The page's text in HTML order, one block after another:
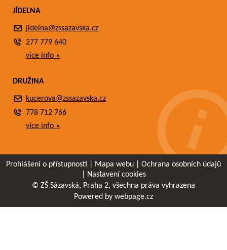
JÍDELNA
jidelna@zssazavska.cz
277 779 640
více info »
DRUŽINA
kucerova@zssazavska.cz
778 712 766
více info »
Prohlášení o přístupnosti Mapa webu
Ochrana osobních údajů
Nastavení cookies
© ZŠ Sázavská, Praha 2, všechna práva vyhrazena
Powered by webpage.cz